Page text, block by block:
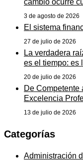
cambio ocurre
3 de agosto de 2026
El sistema
27 de julio de 2026
La verdadera
es el tiempo: es
20 de julio de 2026
De Competente
Excelencia
13 de julio de 2026
Categorías
Administración